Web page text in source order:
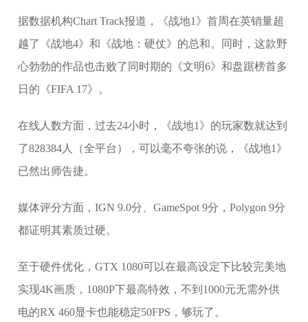
据数据机构Chart Track报道，《战地1》首周在英销量超
越了《战地4》和《战地：硬仗》的总和。同时，这款野
心勃勃的作品也击败了同时期的《文明6》和盘踞榜首多
日的《FIFA 17》。
在线人数方面，过去24小时，《战地1》的玩家数就达到
了828384人（全平台），可以毫不夸张的说，《战地1》
已然出师告捷。
媒体评分方面，IGN 9.0分、GameSpot 9分，Polygon 9分
都证明其素质过硬。
至于硬件优化，GTX 1080可以在最高设定下比较完美地
实现4K画质，1080P下最高特效，不到1000元无需外供
电的RX 460显卡也能稳定50FPS，够玩了。